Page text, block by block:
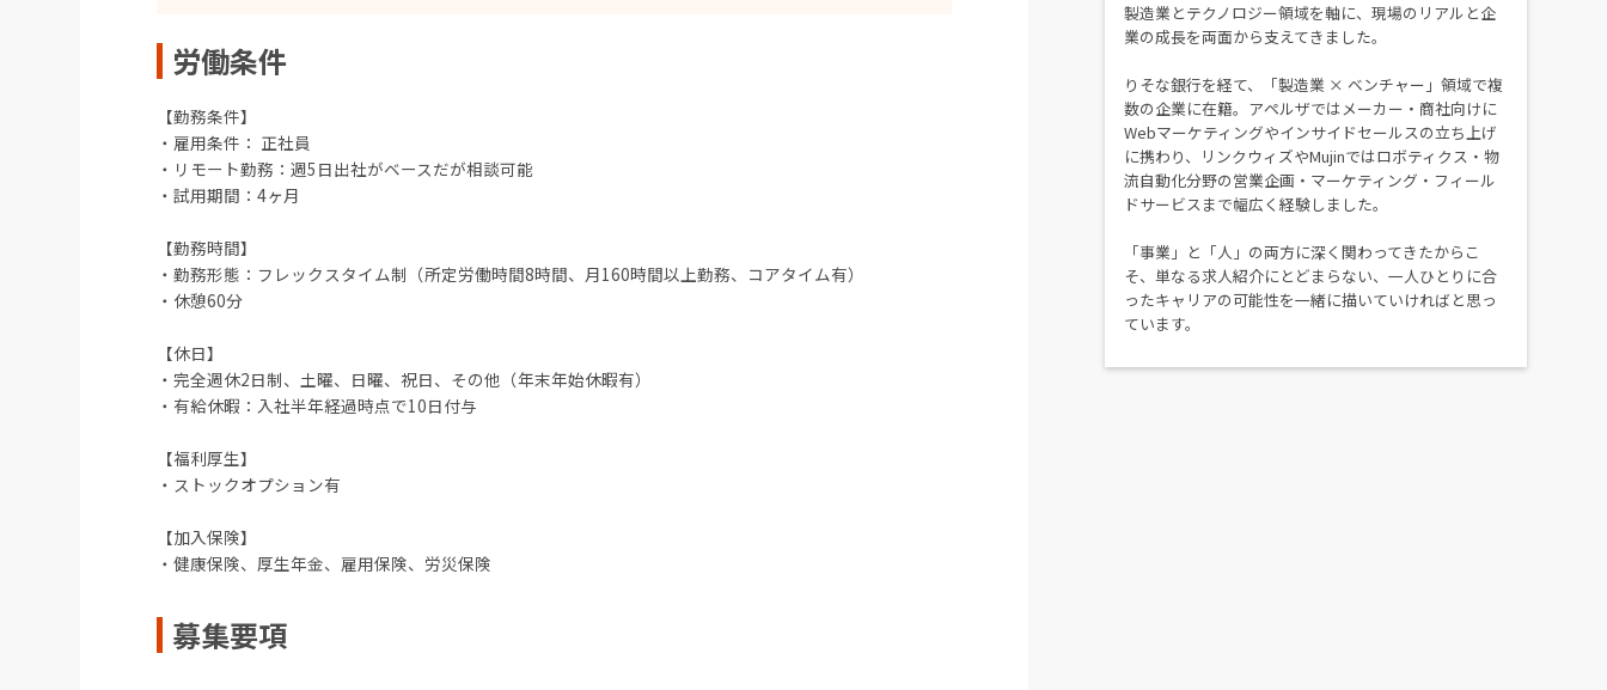
労働条件
【勤務条件】
・雇用条件： 正社員
・リモート勤務：週5日出社がベースだが相談可能
・試用期間：4ヶ月
【勤務時間】
・勤務形態：フレックスタイム制（所定労働時間8時間、月160時間以上勤務、コアタイム有）
・休憩60分
【休日】
・完全週休2日制、土曜、日曜、祝日、その他（年末年始休暇有）
・有給休暇：入社半年経過時点で10日付与
【福利厚生】
・ストックオプション有
【加入保険】
・健康保険、厚生年金、雇用保険、労災保険
募集要項
製造業とテクノロジー領域を軸に、現場のリアルと企
業の成長を両面から支えてきました。
りそな銀行を経て、「製造業 × ベンチャー」領域で複
数の企業に在籍。アペルザではメーカー・商社向けに
Webマーケティングやインサイドセールスの立ち上げ
に携わり、リンクウィズやMujinではロボティクス・物
流自動化分野の営業企画・マーケティング・フィール
ドサービスまで幅広く経験しました。
「事業」と「人」の両方に深く関わってきたからこ
そ、単なる求人紹介にとどまらない、一人ひとりに合
ったキャリアの可能性を一緒に描いていければと思っ
ています。